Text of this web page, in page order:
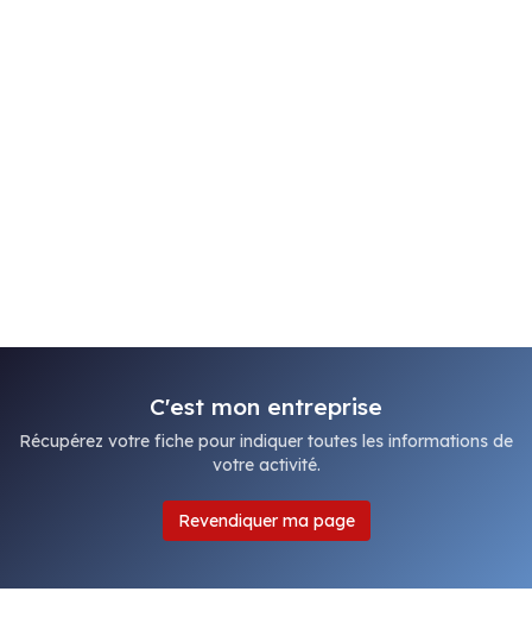
C'est mon entreprise
Récupérez votre fiche pour indiquer toutes les informations de
votre activité.
Revendiquer ma page